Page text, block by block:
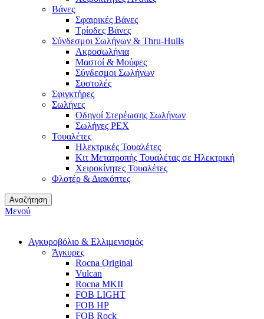
Βάνες
Σφαιρικές Βάνες
Τρίοδες Βάνες
Σύνδεσμοι Σωλήνων & Thru-Hulls
Ακροσωλήνια
Μαστοί & Μούφες
Σύνδεσμοι Σωλήνων
Συστολές
Σφιγκτήρες
Σωλήνες
Οδηγοί Στερέωσης Σωλήνων
Σωλήνες PEX
Τουαλέτες
Ηλεκτρικές Τουαλέτες
Κιτ Μετατροπής Τουαλέτας σε Ηλεκτρική
Χειροκίνητες Τουαλέτες
Φλοτέρ & Διακόπτες
Αναζήτηση
Μενού
Αγκυροβόλιο & Ελλιμενισμός
Άγκυρες
Rocna Original
Vulcan
Rocna MKII
FOB LIGHT
FOB HP
FOB Rock